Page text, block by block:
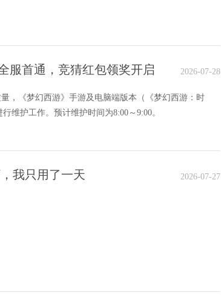
服首通，竞猜红包领奖开启 2026-07-28
，《梦幻西游》手游及电脑端版本（《梦幻西游：时
维护工作。预计维护时间为8:00～9:00。
我只用了一天 2026-07-27